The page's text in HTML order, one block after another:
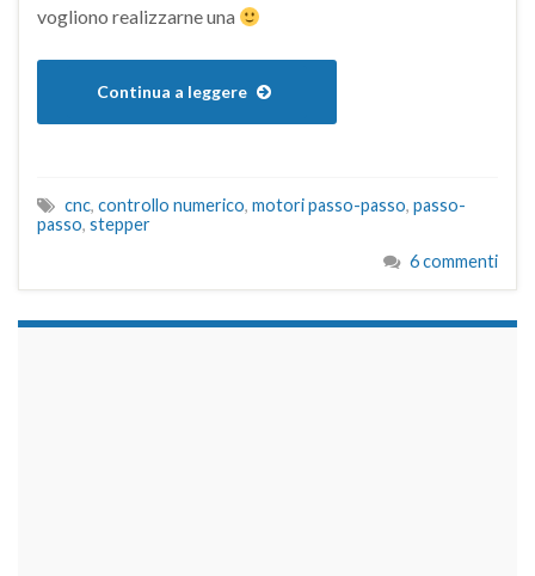
vogliono realizzarne una
Continua a leggere
cnc, controllo numerico, motori passo-passo, passo-
passo, stepper
6 commenti